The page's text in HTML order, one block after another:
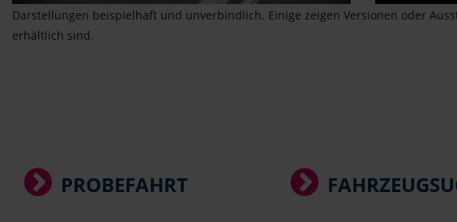
Darstellungen beispielhaft und unverbindlich. Einige zeigen Versionen oder
erhältlich sind.
PROBEFAHRT